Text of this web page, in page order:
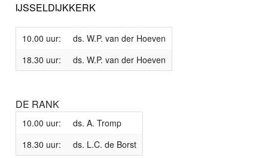
IJSSELDIJKKERK
10.00 uur:
ds. W.P. van der Hoeven
18.30 uur:
ds. W.P. van der Hoeven
DE RANK
10.00 uur:
ds. A. Tromp
18.30 uur:
ds. L.C. de Borst